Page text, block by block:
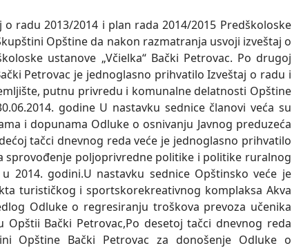
radu 2013/2014 i plan rada 2014/2015 Predškoloske
Opštine da nakon razmatranja usvoji izveštaj o
ustanove „Včielka“ Bački Petrovac. Po drugoj
Petrovac je jednoglasno prihvatilo Izveštaj o radu i
putnu privredu i komunalne delatnosti Opštine
godine U nastavku sednice članovi veća su
i dopunama Odluke o osnivanju Javnog preduzeća
tačci dnevnog reda veće je jednoglasno prihvatilo
sprovođenje poljoprivredne politike i politike ruralnog
2014. godini.U nastavku sednice Opštinsko veće je
turističkog i sportskorekreativnog komplaksa Akva
Odluke o regresiranju troškova prevoza učenika
Bački Petrovac,Po desetoj tačci dnevnog reda
Opštine Bački Petrovac za donošenje Odluke o